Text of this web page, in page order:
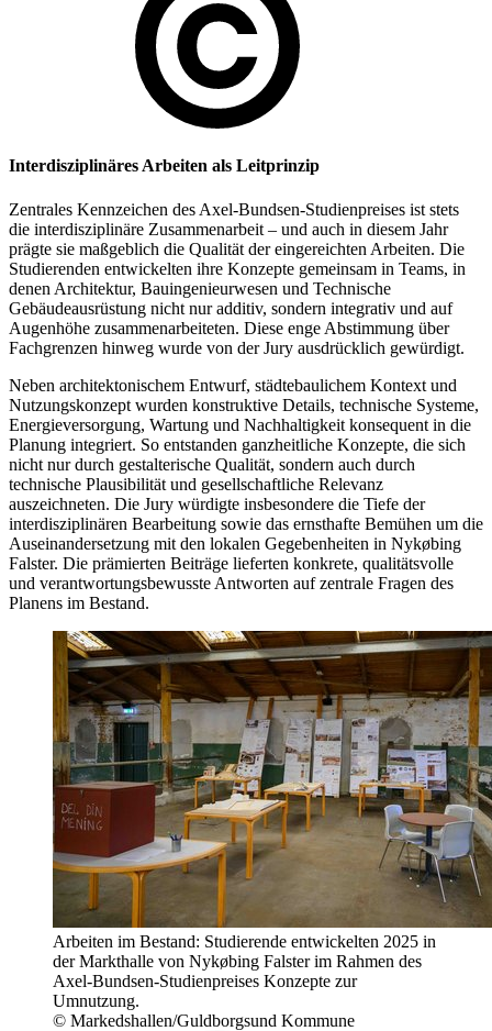
Interdisziplinäres Arbeiten als Leitprinzip
Zentrales Kennzeichen des Axel-Bundsen-Studienpreises ist stets
die interdisziplinäre Zusammenarbeit – und auch in diesem Jahr
prägte sie maßgeblich die Qualität der eingereichten Arbeiten. Die
Studierenden entwickelten ihre Konzepte gemeinsam in Teams, in
denen Architektur, Bauingenieurwesen und Technische
Gebäudeausrüstung nicht nur additiv, sondern integrativ und auf
Augenhöhe zusammenarbeiteten. Diese enge Abstimmung über
Fachgrenzen hinweg wurde von der Jury ausdrücklich gewürdigt.
Neben architektonischem Entwurf, städtebaulichem Kontext und
Nutzungskonzept wurden konstruktive Details, technische Systeme,
Energieversorgung, Wartung und Nachhaltigkeit konsequent in die
Planung integriert. So entstanden ganzheitliche Konzepte, die sich
nicht nur durch gestalterische Qualität, sondern auch durch
technische Plausibilität und gesellschaftliche Relevanz
auszeichneten. Die Jury würdigte insbesondere die Tiefe der
interdisziplinären Bearbeitung sowie das ernsthafte Bemühen um die
Auseinandersetzung mit den lokalen Gegebenheiten in Nykøbing
Falster. Die prämierten Beiträge lieferten konkrete, qualitätsvolle
und verantwortungsbewusste Antworten auf zentrale Fragen des
Planens im Bestand.
Arbeiten im Bestand: Studierende entwickelten 2025 in
der Markthalle von Nykøbing Falster im Rahmen des
Axel-Bundsen-Studienpreises Konzepte zur
Umnutzung.
© Markedshallen/Guldborgsund Kommune